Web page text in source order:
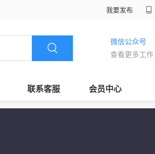
我要发布
微信公众号
查看更多工作
联系客服 会员中心